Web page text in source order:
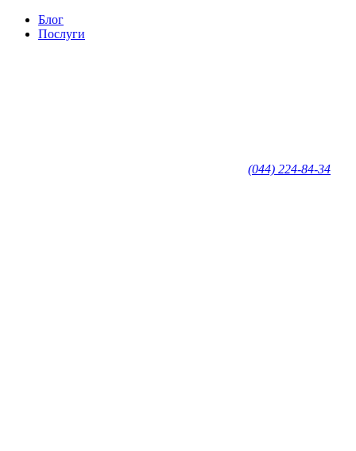
Блог
Послуги
(044) 224-84-34